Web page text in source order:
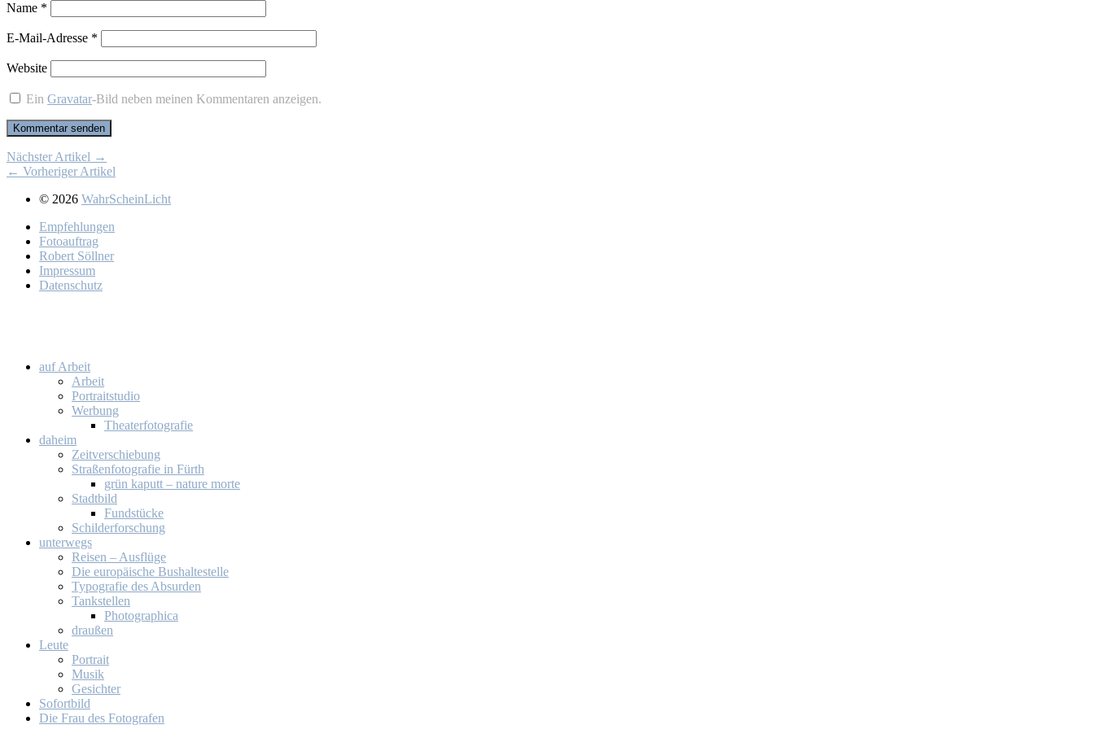
Name *
E-Mail-Adresse *
Website
EinGravatar-Bild neben meinen Kommentaren anzeigen.
Nächster Artikel →
← Vorheriger Artikel
© 2026 WahrScheinLicht
Emp­feh­lun­gen
Fo­to­auf­trag
Ro­bert Söll­ner
Im­pres­sum
Da­ten­schutz
auf Ar­beit
Ar­beit
Por­trait­stu­dio
Wer­bung
Thea­ter­fo­to­gra­fie
da­heim
Zeit­ver­schie­bung
Stra­ßen­fo­to­gra­fie in Fürth
grün ka­putt – na­tu­re mor­te
Stadt­bild
Fund­stü­cke
Schil­der­for­schung
un­ter­wegs
Rei­sen – Aus­flü­ge
Die eu­ro­päi­sche Bus­hal­te­stel­le
Ty­po­gra­fie des Ab­sur­den
Tank­stel­len
Pho­to­gra­phi­ca
drau­ßen
Leu­te
Por­trait
Mu­sik
Ge­sich­ter
So­fort­bild
Die Frau des Fo­to­gra­fen